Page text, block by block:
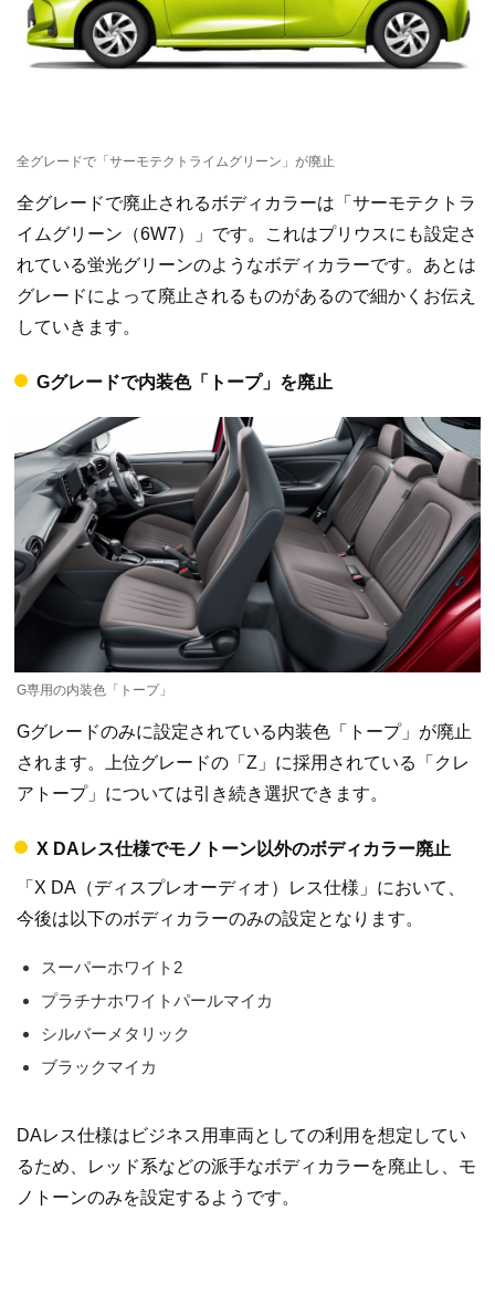
全グレードで「サーモテクトライムグリーン」が廃止
全グレードで廃止されるボディカラーは「サーモテクトラ
イムグリーン（6W7）」です。これはプリウスにも設定さ
れている蛍光グリーンのようなボディカラーです。あとは
グレードによって廃止されるものがあるので細かくお伝え
していきます。
Gグレードで内装色「トープ」を廃止
G専用の内装色「トープ」
Gグレードのみに設定されている内装色「トープ」が廃止
されます。上位グレードの「Z」に採用されている「クレ
アトープ」については引き続き選択できます。
X DAレス仕様でモノトーン以外のボディカラー廃止
「X DA（ディスプレオーディオ）レス仕様」において、
今後は以下のボディカラーのみの設定となります。
スーパーホワイト2
プラチナホワイトパールマイカ
シルバーメタリック
ブラックマイカ
DAレス仕様はビジネス用車両としての利用を想定してい
るため、レッド系などの派手なボディカラーを廃止し、モ
ノトーンのみを設定するようです。